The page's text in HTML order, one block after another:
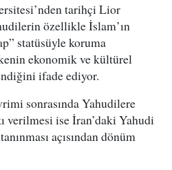
tarihçi Lior
özellikle İslam’ın
statüsüyle koruma
ekonomik ve kültürel
ifade ediyor.
sonrasında Yahudilere
verilmesi ise İran’daki Yahudi
açısından dönüm